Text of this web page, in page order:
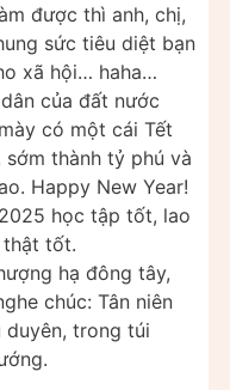
được thì anh, chị,
sức tiêu diệt bạn
xã hội… haha…
của đất nước
có một cái Tết
sớm thành tỷ phú và
Happy New Year!
học tập tốt, lao
tốt.
hạ đông tây,
chúc: Tân niên
duyên, trong túi